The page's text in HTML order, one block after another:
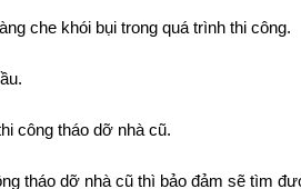
lâu năm, đã hoạt động nhiều năm